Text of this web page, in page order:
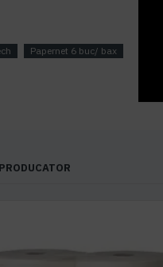
Papernet 6 buc/ bax